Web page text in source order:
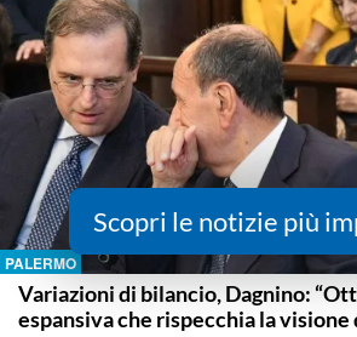
PALERMO
Variazioni di bilancio, Dagnino:
espansiva che rispecchia la visione
Scopri le notizie più